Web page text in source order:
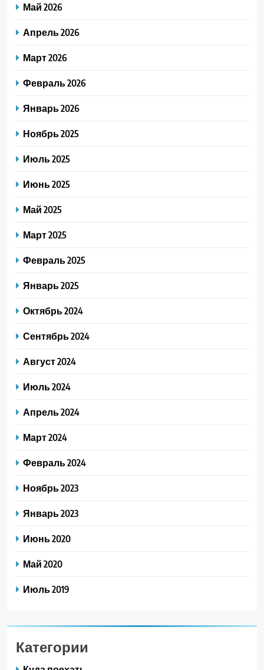
Май 2026
Апрель 2026
Март 2026
Февраль 2026
Январь 2026
Ноябрь 2025
Июль 2025
Июнь 2025
Май 2025
Март 2025
Февраль 2025
Январь 2025
Октябрь 2024
Сентябрь 2024
Август 2024
Июль 2024
Апрель 2024
Март 2024
Февраль 2024
Ноябрь 2023
Январь 2023
Июнь 2020
Май 2020
Июль 2019
Категории